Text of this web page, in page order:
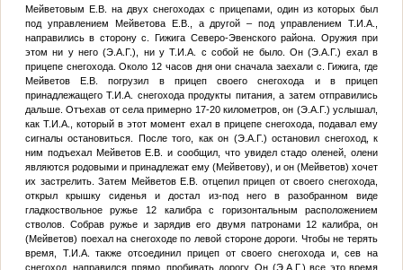
Мейветовым Е.В. на двух снегоходах с прицепами, один из которых был
под управлением Мейветова Е.В., а другой – под управлениемТ.И.А.
направились в сторону с. Гижига Северо-Эвенского района. Оружия при
этом ни у него (Э.А.Г.), ни уТ.И.А. с собой не было. Он (Э.А.Г.) ехал в
прицепе снегохода. Около 12 часов дня они сначала заехали с. Гижига, где
Мейветов Е.В. погрузил в прицеп своего снегохода и в прицеп
принадлежащегоТ.И.А.
снегохода продукты питания, а затем отправились
дальше. Отъехав от села примерно 17-20 километров, он (Э.А.Г.) услышал,
какТ.И.А.
, который в этот момент ехал в прицепе снегохода, подавал ему
сигналы остановиться. После того, как он (Э.А.Г.) остановил снегоход, к
ним подъехал Мейветов Е.В. и сообщил, что увидел стадо оленей, олени
являются родовыми и принадлежат ему (Мейветову), и он (Мейветов) хочет
их застрелить. Затем Мейветов Е.В. отцепил прицеп от своего снегохода,
открыл крышку сиденья и достал из-под него в разобранном виде
гладкоствольное ружье 12 калибра с горизонтальным расположением
стволов. Собрав ружье и зарядив его двумя патронами 12 калибра, он
(Мейветов) поехал на снегоходе по левой стороне дороги. Чтобы не терять
время, Т.И.А.
также отсоединил прицеп от своего снегохода и, сев на
снегоход, направился прямо, пробивать дорогу. Он (Э.А.Г.) все это время